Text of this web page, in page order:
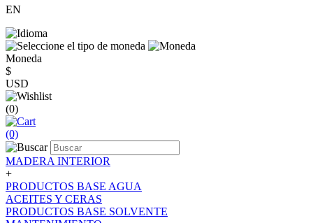
EN
Moneda
$
USD
(0)
(0)
MADERA INTERIOR
+
PRODUCTOS BASE AGUA
ACEITES Y CERAS
PRODUCTOS BASE SOLVENTE